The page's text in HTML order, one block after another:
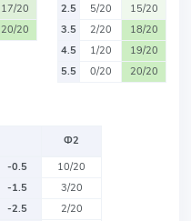
17/20
20/20
2.5
5/20
15/20
3.5
2/20
18/20
4.5
1/20
19/20
5.5
0/20 20/20
Ф2
-0.5
10/20
-1.5
3/20
-2.5
2/20